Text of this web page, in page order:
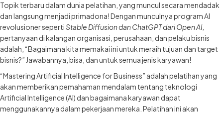
Topik terbaru dalam dunia pelatihan, yang muncul secara mendadak
dan langsung menjadi primadona! Dengan munculnya program AI
revolusioner sepertiStable Diffusion dan ChatGPT dari Open AI,
pertanyaan di kalangan organisasi, perusahaan, dan pelaku bisnis
adalah, “Bagaimana kita memakai ini untuk meraih tujuan dan target
bisnis?” Jawabannya, bisa, dan untuk semua jenis karyawan!
“Mastering Artificial Intelligence for Business” adalah pelatihan yang
akan memberikan pemahaman mendalam tentang teknologi
Artificial Intelligence (AI) dan bagaimana karyawan dapat
menggunakannya dalam pekerjaan mereka. Pelatihan ini akan